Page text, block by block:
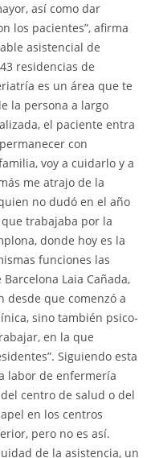
así como dar
los pacientes”, afirma
asistencial de
residencias de
es un área que te
la persona a largo
el paciente entra
con
voy a cuidarlo y a
me atrajo de la
no dudó en el año
trabajaba por la
donde hoy es la
funciones las
Laia Cañada,
desde que comenzó a
sino también psico-
en la que
Siguiendo esta
labor de enfermería
centro de salud o del
en los centros
pero no es así.
de la asistencia, un